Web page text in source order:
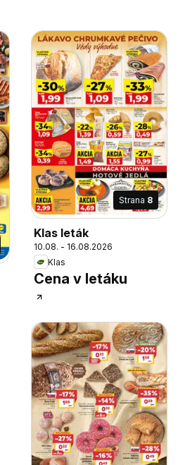
Strana 8
Klas leták
10.08. - 16.08.2026
Klas
Cena v letáku